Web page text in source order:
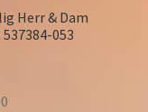
Herr & Dam
053